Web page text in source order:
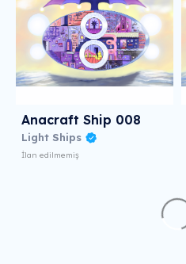
Anacraft Ship 008
Light Ships
İlan edilmemiş